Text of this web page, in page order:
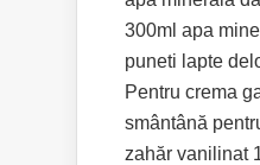
300ml apa
puneti lapte
Pentru crema
smântână
zahăr vanilinat